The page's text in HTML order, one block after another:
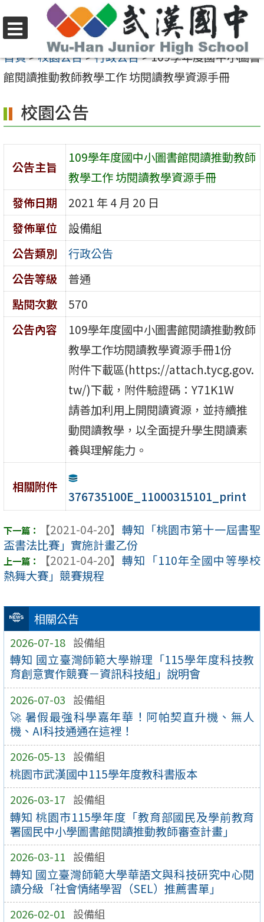
至
要
容
區
選
單
首頁>校園公告>行政公告>109學年度國中小圖書
館閱讀推動教師教學工作 坊閱讀教學資源手冊
相關公告
2026-07-18 設備組
轉知 國立臺灣師範大學辦理「115學年度科技教
育創意實作競賽－資訊科技組」說明會
2026-07-03 設備組
🚀 暑假最強科學嘉年華！阿帕契直升機、無人
機、AI科技通通在這裡！
2026-05-13 設備組
桃園市武漢國中115學年度教科書版本
2026-03-17 設備組
轉知 桃園市115學年度「教育部國民及學前教育
署國民中小學圖書館閱讀推動教師審查計畫」
2026-03-11 設備組
轉知 國立臺灣師範大學華語文與科技研究中心閱
讀分級「社會情緒學習（SEL）推薦書單」
2026-02-01 設備組
校園公告
公告主旨
109學年度國中小圖書館閱讀推動教師
教學工作 坊閱讀教學資源手冊
發佈日期
2021 年 4 月 20 日
發佈單位
設備組
公告類別
行政公告
公告等級
普通
點閱次數
570
公告內容
109學年度國中小圖書館閱讀推動教師
教學工作坊閱讀教學資源手冊1份
附件下載區(https://attach.tycg.gov.
tw/)下載，附件驗證碼：Y71K1W
請善加利用上開閱讀資源，並持續推
動閱讀教學，以全面提升學生閱讀素
養與理解能力。
相關附件
376735100E_11000315101_print
【2021-04-20】 轉知「桃園市第十一屆書聖
盃書法比賽」實施計畫乙份
【2021-04-20】 轉知「110年全國中等學校
熱舞大賽」競賽規程